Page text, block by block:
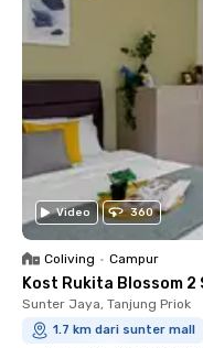
Video 360
Coliving • Campur
Kost Rukita Blossom 2
Sunter Jaya, Tanjung Priok
1.7 km dari sunter mall